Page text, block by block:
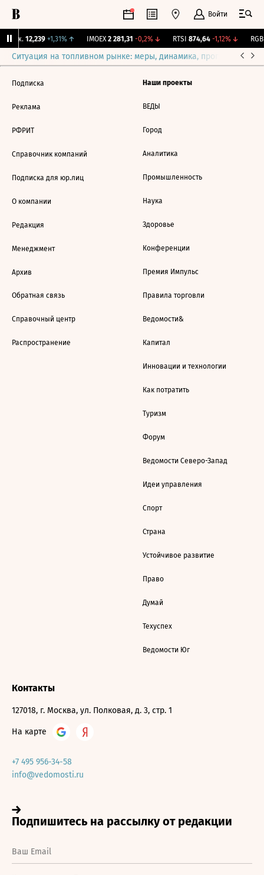
Войти
Бирж. 12,239 +1,31%↑ IMOEX 2 281,31 -0,2%↓ RTSI 874,64 -1,12%↓ RGBI
Ситуация на топливном рынке: меры, динамика, прогнозы
Подписка
Реклама
РФРИТ
Справочник компаний
Подписка для юр.лиц
О компании
Редакция
Менеджмент
Архив
Обратная связь
Справочный центр
Распространение
Наши проекты
ВЕДЫ
Город
Аналитика
Промышленность
Наука
Здоровье
Конференции
Премия Импульс
Правила торговли
Ведомости&
Капитал
Инновации и технологии
Как потратить
Туризм
Форум
Ведомости Северо-Запад
Идеи управления
Спорт
Страна
Устойчивое развитие
Право
Думай
Техуспех
Ведомости Юг
Контакты
127018, г. Москва, ул. Полковая, д. 3, стр. 1
На карте
+7 495 956-34-58
info@vedomosti.ru